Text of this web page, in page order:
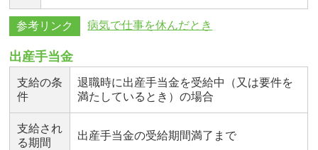
参考リンク 病気で仕事を休んだとき
出産手当金
支給の条
件
退職時に出産手当金を受給中（又は要件を
満たしているとき）の場合
支給され
る期間
出産手当金の受給期間満了まで